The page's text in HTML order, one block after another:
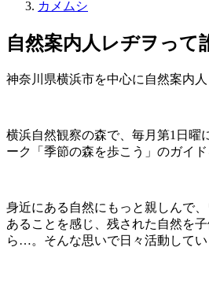
カメムシ
自然案内人レヂヲって
神奈川県横浜市を中心に自然案内人
横浜自然観察の森で、毎月第1日曜
ーク「季節の森を歩こう」のガイド
身近にある自然にもっと親しんで
あることを感じ、残された自然を
ら…。そんな思いで日々活動してい